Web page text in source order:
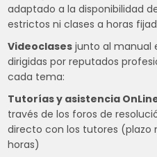
adaptado a la disponibilidad
estrictos ni clases a horas
Videoclases junto al manual
dirigidas por reputados
cada tema:
Tutorías y asistencia
través de los foros de
directo con los tutores (plazo
horas)